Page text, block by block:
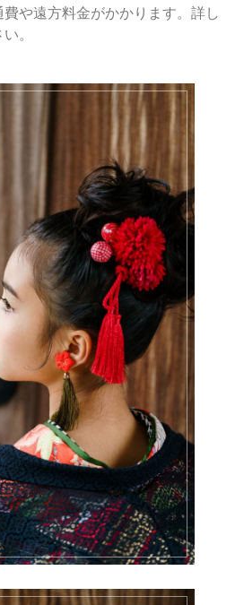
や遠方料金がかかります。詳し
。